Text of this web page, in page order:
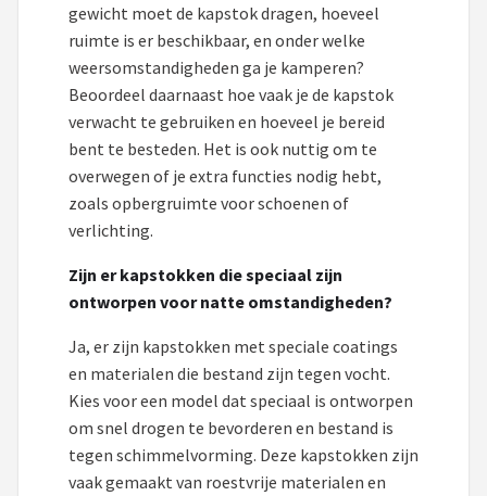
gewicht moet de kapstok dragen, hoeveel
ruimte is er beschikbaar, en onder welke
weersomstandigheden ga je kamperen?
Beoordeel daarnaast hoe vaak je de kapstok
verwacht te gebruiken en hoeveel je bereid
bent te besteden. Het is ook nuttig om te
overwegen of je extra functies nodig hebt,
zoals opbergruimte voor schoenen of
verlichting.
Zijn er kapstokken die speciaal zijn
ontworpen voor natte omstandigheden?
Ja, er zijn kapstokken met speciale coatings
en materialen die bestand zijn tegen vocht.
Kies voor een model dat speciaal is ontworpen
om snel drogen te bevorderen en bestand is
tegen schimmelvorming. Deze kapstokken zijn
vaak gemaakt van roestvrije materialen en